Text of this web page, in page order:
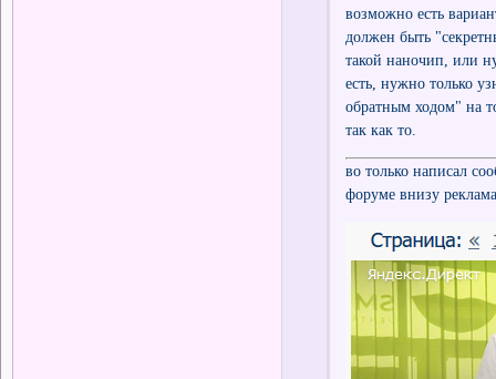
возможно есть
должен быть
такой наночип, или
есть, нужно только
обратным ходом" на
так как то.
во только написал
форуме внизу реклама